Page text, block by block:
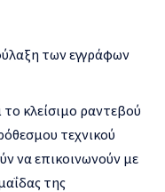
των εγγράφων
κλείσιμο ραντεβού
τεχνικού
να επικοινωνούν με
της